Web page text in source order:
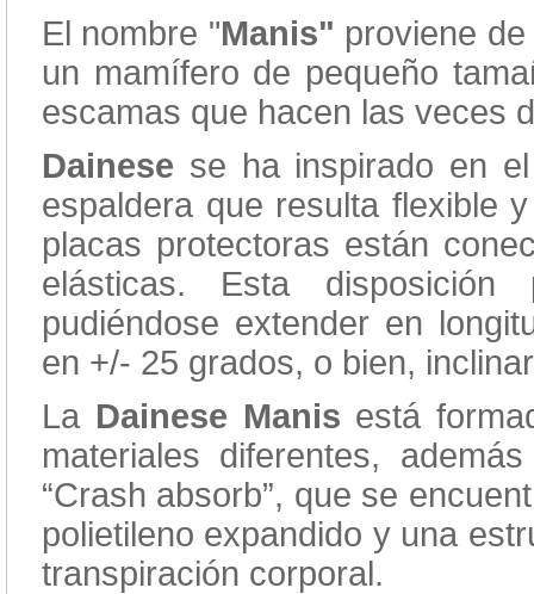
El nombre "Manis" proviene
un mamífero de pequeño
escamas que hacen las veces
Dainese se ha inspirado en
espaldera que resulta flexible
placas protectoras están
elásticas. Esta
pudiéndose extender en
en +/- 25 grados, o bien,
La Dainese Manis está
materiales diferentes,
“Crash absorb”, que se
polietileno expandido y una
transpiración corporal.